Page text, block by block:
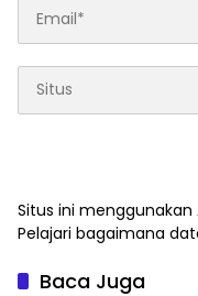
Situs ini
Pelajari bagaimana
Baca Juga